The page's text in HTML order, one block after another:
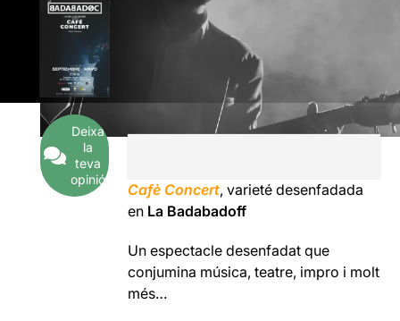
Deixa
la
teva
opinió
Cafè Concert, varieté desenfadada
en La Badabadoff
Un espectacle desenfadat que
conjumina música, teatre, impro i molt
més…